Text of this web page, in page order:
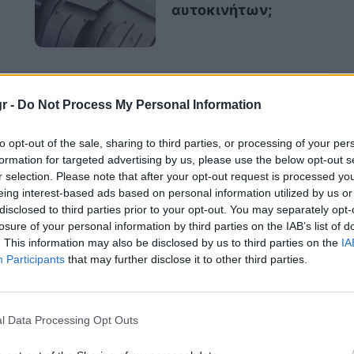
- Do Not Process My Personal Information
opt-out of the sale, sharing to third parties, or processing of your
for targeted advertising by us, please use the below opt-out
selection. Please note that after your opt-out request is processed
interest-based ads based on personal information utilized by us
to third parties prior to your opt-out. You may separately
of your personal information by third parties on the IAB’s list of
This information may also be disclosed by us to third parties on the
Participants that may further disclose it to other third parties.
Data Processing Opt Outs
αυτοκινήτων;
αιτίες για
αυτοκινήτου στο
: Όταν το όχημα είναι σταματημένο ή
είναι το βασικό μέσο για την κυκλοφορία
του ανεμιστήρα καεί, αν χαλάσει
θερμοκρασίας, το ψυκτικό κύκλωμα